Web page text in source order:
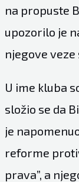
na propuste
upozorilo je
njegove veze
U ime kluba
složio se da
je
reforme
prava”, a